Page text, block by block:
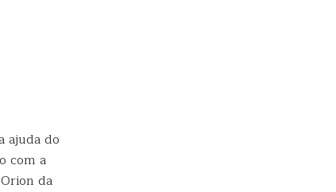
ajuda do
com a
da